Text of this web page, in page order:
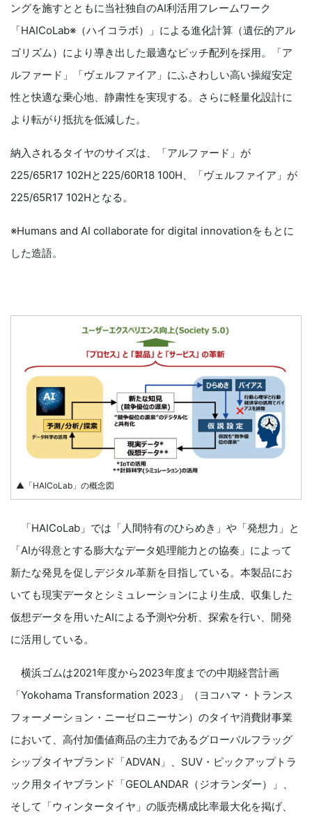
ングを施すとともに当社独自のAI利活用フレームワーク
「HAICoLab※（ハイコラボ）」による進化計算（遺伝的アル
ゴリズム）により導き出した最適なピッチ配列を採用。「ア
ルファード」「ヴェルファイア」にふさわしい高い操縦安定
性と快適な乗心地、静粛性を実現する。さらに軽量化設計に
より転がり抵抗を低減した。
納入されるタイヤのサイズは、「アルファード」が
225/65R17 102Hと225/60R18 100H、「ヴェルファイア」が
225/65R17 102Hとなる。
※Humans and AI collaborate for digital innovationをもとに
した造語。
▲「HAICoLab」の概念図
「HAICoLab」では「人間特有のひらめき」や「発想力」と
「AIが得意とする膨大なデータ処理能力との協奏」によって
新たな発見を促しデジタル革新を目指している。本製品にお
いても現実データとシミュレーションにより生成、収集した
仮想データを用いたAIによる予測や分析、探索を行い、開発
に活用している。
横浜ゴムは2021年度から2023年度までの中期経営計画
「Yokohama Transformation 2023」（ヨコハマ・トランス
フォーメーション・ニーゼロニーサン）のタイヤ消費財事業
において、高付加価値商品の主力であるグローバルフラッグ
シップタイヤブランド「ADVAN」、SUV・ピックアップトラ
ック用タイヤブランド「GEOLANDAR（ジオランダー）」、
そして「ウィンタータイヤ」の販売構成比率最大化を掲げ、